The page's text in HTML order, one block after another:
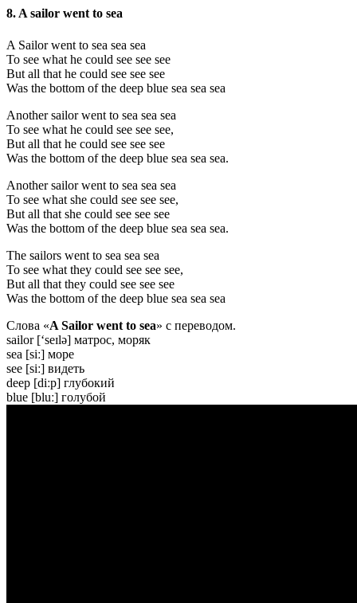
8. A sailor went to sea
A Sailor went to sea sea sea
To see what he could see see see
But all that he could see see see
Was the bottom of the deep blue sea sea sea
Another sailor went to sea sea sea
To see what he could see see see,
But all that he could see see see
Was the bottom of the deep blue sea sea sea.
Another sailor went to sea sea sea
To see what she could see see see,
But all that she could see see see
Was the bottom of the deep blue sea sea sea.
The sailors went to sea sea sea
To see what they could see see see,
But all that they could see see see
Was the bottom of the deep blue sea sea sea
Слова «A Sailor went to sea» с переводом.
sailor [‘seɪlə] матрос, моряк
sea [siː] море
see [siː] видеть
deep [diːp] глубокий
blue [bluː] голубой